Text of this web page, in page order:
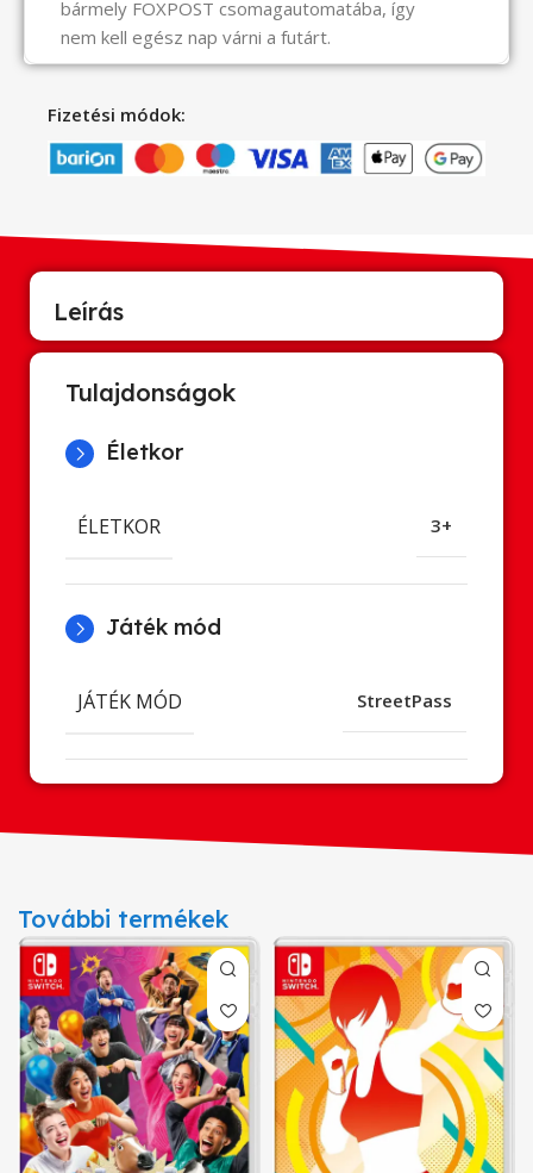
bármely FOXPOST csomagautomatába, így
nem kell egész nap várni a futárt.
Fizetési módok:
Leírás
Tulajdonságok
Életkor
ÉLETKOR 3+
Játék mód
JÁTÉK MÓD StreetPass
További termékek